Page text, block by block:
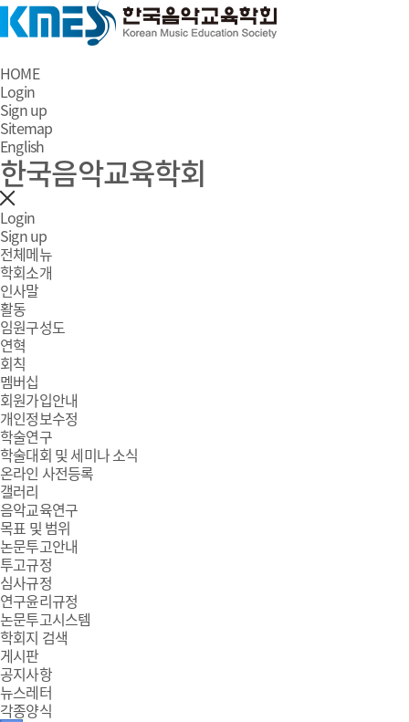
HOME
Login
Sign up
Sitemap
English
한국음악교육학회
Login
Sign up
전체메뉴
학회소개
인사말
활동
임원구성도
연혁
회칙
멤버십
회원가입안내
개인정보수정
학술연구
학술대회 및 세미나 소식
온라인 사전등록
갤러리
음악교육연구
목표 및 범위
논문투고안내
투고규정
심사규정
연구윤리규정
논문투고시스템
학회지 검색
게시판
공지사항
뉴스레터
각종양식